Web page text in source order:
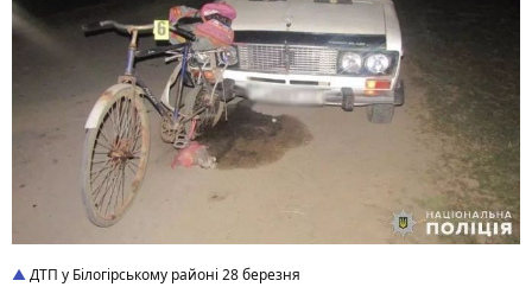
ДТП у Білогірському районі 28 березня